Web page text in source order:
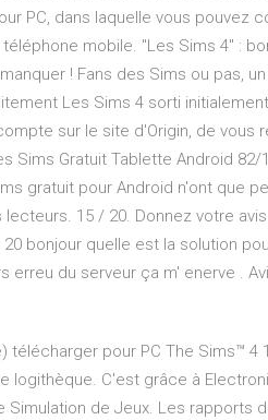
PC, dans laquelle vous pouvez
mobile. "Les Sims 4" :
! Fans des Sims ou pas,
Les Sims 4 sorti
sur le site d'Origin, de vous
Sims Gratuit Tablette Android
gratuit pour Android n'ont que
15 / 20. Donnez votre
bonjour quelle est la solution
erreu du serveur ça m' enerve .
télécharger pour PC The Sims™
logithèque. C'est grâce à
Simulation de Jeux. Les rapports